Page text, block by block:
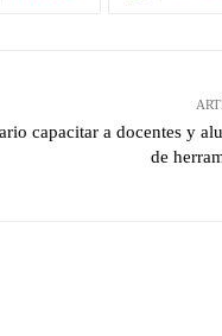
capacitar a docentes y
de